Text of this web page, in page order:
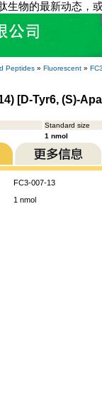
生物的最新动态，
Peptides » Fluorescent »
[D-Tyr6, (S)-
Standard size
1 nmol
FC3-007-13
1 nmol